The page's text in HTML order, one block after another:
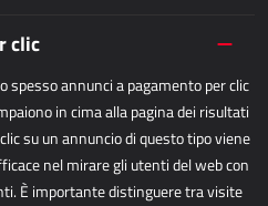
clic
spesso annunci a pagamento per clic
in cima alla pagina dei risultati
su un annuncio di questo tipo viene
nel mirare gli utenti del web con
È importante distinguere tra visite